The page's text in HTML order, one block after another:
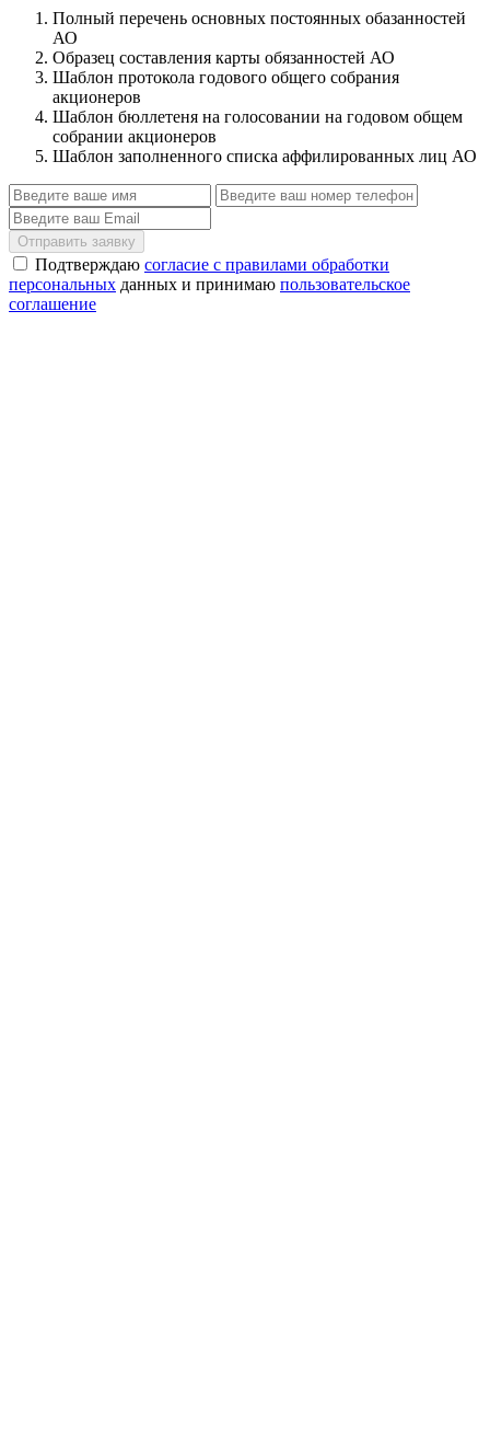
Полный перечень основных постоянных обазанностей
АО
Образец составления карты обязанностей АО
Шаблон протокола годового общего собрания
акционеров
Шаблон бюллетеня на голосовании на годовом общем
собрании акционеров
Шаблон заполненного списка аффилированных лиц АО
Отправить заявку
Подтверждаю согласие с правилами обработки
персональных данных и принимаю пользовательское
соглашение